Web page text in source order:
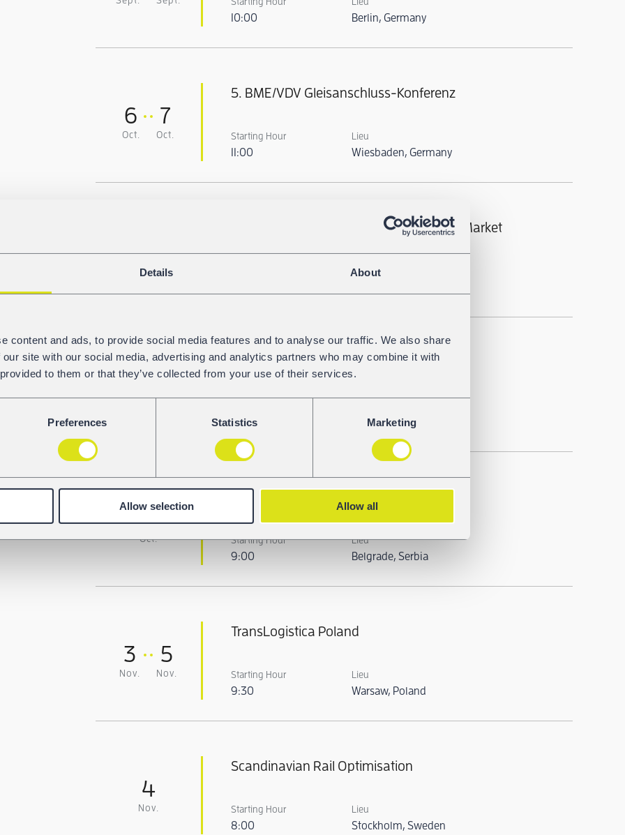
Details About
content and ads, to provide social media features and to analyse our traffic. We also share
site with our social media, advertising and analytics partners who may combine it with
to them or that they’ve collected from your use of their services.
Preferences Statistics Marketing
Allow selection Allow all
10:00 Berlin, Germany
6
Oct.
7
Oct.
5. BME/VDV Gleisanschluss-Konferenz
Starting Hour
11:00
Lieu
Wiesbaden, Germany
7 8
Oct.
22nd Fuel Branch Meeting – Polish LPG Market
Lieu
15
ECG Conference 2026
7:00 Copenhagen, Denmark
30
Oct. Starting Hour
9:00
Lieu
Belgrade, Serbia
3
Nov.
5
Nov.
TransLogistica Poland
Starting Hour
9:30
Lieu
Warsaw, Poland
4
Nov.
Scandinavian Rail Optimisation
Starting Hour
8:00
Lieu
Stockholm, Sweden